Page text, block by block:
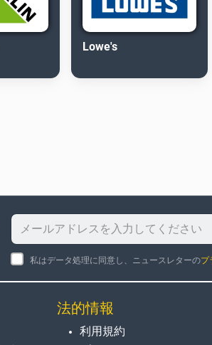
Lowe's
私はデータ処理に同意し、ニュースレターのプ
法的情報
利用規約